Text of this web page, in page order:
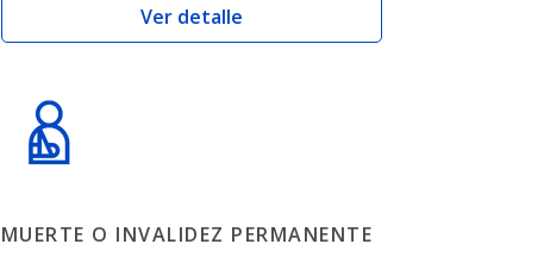
Ver detalle
MUERTE O INVALIDEZ PERMANENTE